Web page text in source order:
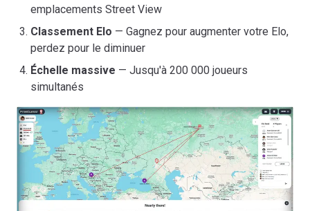
emplacements Street View
Classement Elo — Gagnez pour augmenter votre Elo,
perdez pour le diminuer
Échelle massive — Jusqu'à 200 000 joueurs
simultanés